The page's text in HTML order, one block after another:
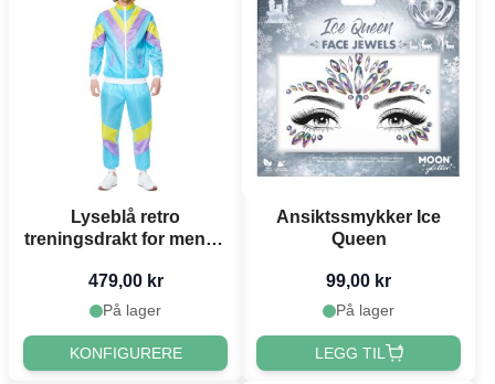
Lyseblå retro
treningsdrakt for menn -
479,00 kr
På lager
KONFIGURERE
Ansiktssmykker Ice
Queen
99,00 kr
På lager
LEGG TIL